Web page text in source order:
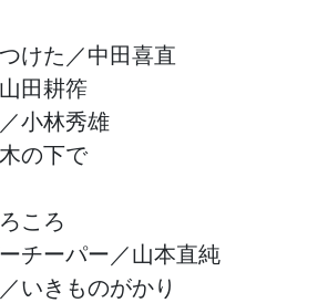
けた／中田喜直
田耕筰
小林秀雄
の下で
ころ
チーパー／山本直純
いきものがかり